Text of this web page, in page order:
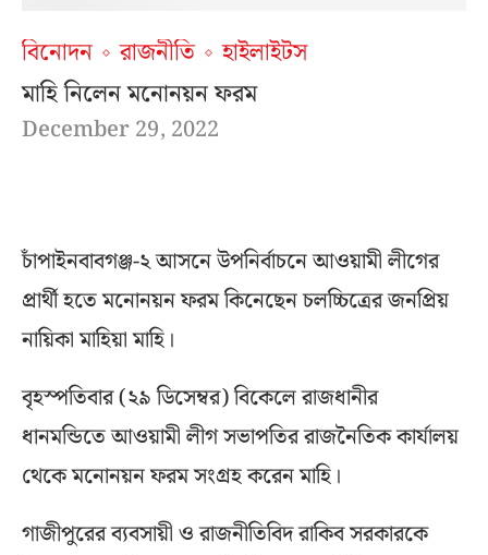
বিনোদন রাজনীতি
হাইলাইটস
মাহি নিলেন মনোনয়ন ফরম
December 29, 2022
চাঁপাইনবাবগঞ্জ-২ আসনে উপনির্বাচনে আওয়ামী লীগের
প্রার্থী হতে মনোনয়ন ফরম কিনেছেন চলচ্চিত্রের জনপ্রিয়
নায়িকা মাহিয়া মাহি।
বৃহস্পতিবার (২৯ ডিসেম্বর) বিকেলে রাজধানীর
ধানমন্ডিতে আওয়ামী লীগ সভাপতির রাজনৈতিক কার্যালয়
থেকে মনোনয়ন ফরম সংগ্রহ করেন মাহি।
গাজীপুরের ব্যবসায়ী ও রাজনীতিবিদ রাকিব সরকারকে